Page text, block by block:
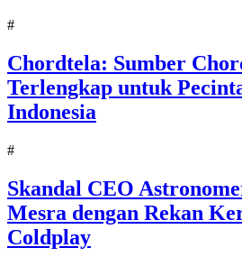
#
Chordtela: Sumber
Terlengkap untuk
Indonesia
#
Skandal CEO
Mesra dengan Rekan
Coldplay